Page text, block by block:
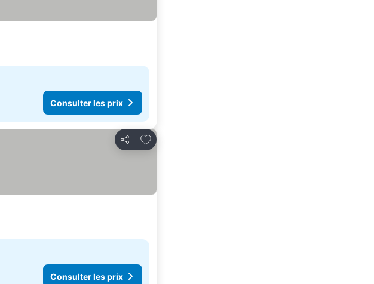
Consulter les prix
Partager
Ajouter à mes favoris
Consulter les prix